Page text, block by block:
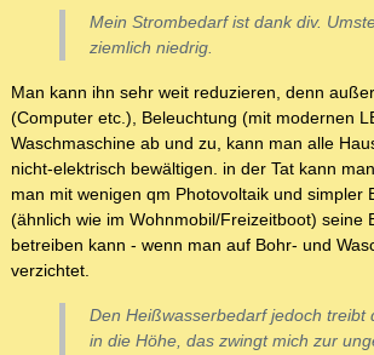
Mein Strombedarf ist dank div.
ziemlich niedrig.
Man kann ihn sehr weit reduzieren, denn
(Computer etc.), Beleuchtung (mit modernen
Waschmaschine ab und zu, kann man alle
nicht-elektrisch bewältigen. in der Tat kann
man mit wenigen qm Photovoltaik und simpler
(ähnlich wie im Wohnmobil/Freizeitboot) seine
betreiben kann - wenn man auf Bohr- und
verzichtet.
Den Heißwasserbedarf jedoch treibt
in die Höhe, das zwingt mich zur